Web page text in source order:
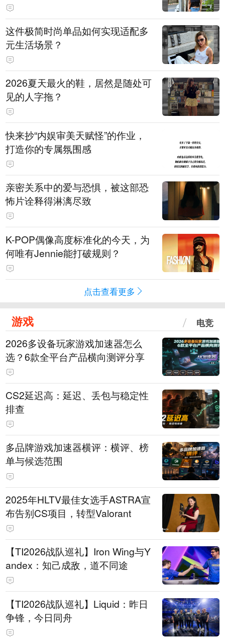
这件极简时尚单品如何实现适配多
元生活场景？
2026夏天最火的鞋，居然是随处可
见的人字拖？
快来抄“内娱审美天赋怪”的作业，
打造你的专属氛围感
亲密关系中的爱与恐惧，被这部恐
怖片诠释得淋漓尽致
K-POP偶像高度标准化的今天，为
何唯有Jennie能打破规则？
点击查看更多
游戏 电竞
2026多设备玩家游戏加速器怎么
选？6款全平台产品横向测评分享
CS2延迟高：延迟、丢包与稳定性
排查
多品牌游戏加速器横评：横评、榜
单与候选范围
2025年HLTV最佳女选手ASTRA宣
布告别CS项目，转型Valorant
【TI2026战队巡礼】Iron Wing与Y
andex：知己成敌，道不同途
【TI2026战队巡礼】Liquid：昨日
争锋，今日同舟